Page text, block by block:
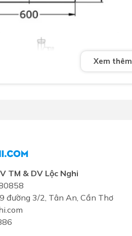
Xem thêm
TM & DV Lộc Nghi
đường 3/2, Tân An, Cần Thơ